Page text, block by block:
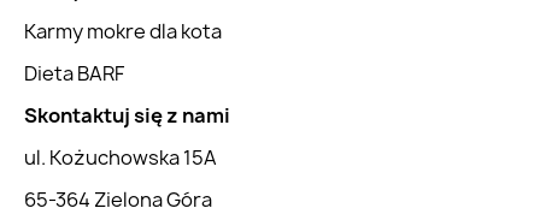
Karmy mokre dla kota
Dieta BARF
Skontaktuj się z nami
ul. Kożuchowska 15A
65-364 Zielona Góra